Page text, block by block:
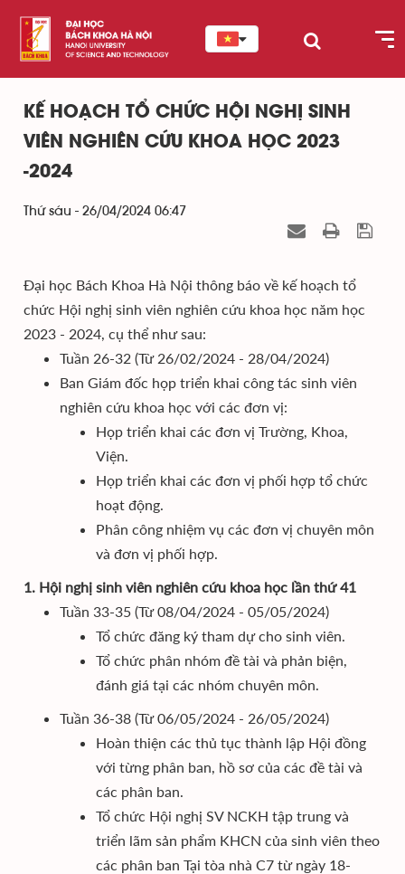
KẾ HOẠCH TỔ CHỨC HỘI NGHỊ SINH
VIÊN NGHIÊN CỨU KHOA HỌC 2023
-2024
Thứ sáu - 26/04/2024 06:47
Đại học Bách Khoa Hà Nội thông báo về kế hoạch tổ
chức Hội nghị sinh viên nghiên cứu khoa học năm học
2023 - 2024, cụ thể như sau:
Tuần 26-32 (Từ 26/02/2024 - 28/04/2024)
Ban Giám đốc họp triển khai công tác sinh viên
nghiên cứu khoa học với các đơn vị:
Họp triển khai các đơn vị Trường, Khoa,
Viện.
Họp triển khai các đơn vị phối hợp tổ chức
hoạt động.
Phân công nhiệm vụ các đơn vị chuyên môn
và đơn vị phối hợp.
1. Hội nghị sinh viên nghiên cứu khoa học lần thứ 41
Tuần 33-35 (Từ 08/04/2024 - 05/05/2024)
Tổ chức đăng ký tham dự cho sinh viên.
Tổ chức phân nhóm đề tài và phản biện,
đánh giá tại các nhóm chuyên môn.
Tuần 36-38 (Từ 06/05/2024 - 26/05/2024)
Hoàn thiện các thủ tục thành lập Hội đồng
với từng phân ban, hồ sơ của các đề tài và
các phân ban.
Tổ chức Hội nghị SV NCKH tập trung và
triển lãm sản phẩm KHCN của sinh viên theo
các phân ban Tại tòa nhà C7 từ ngày 18-